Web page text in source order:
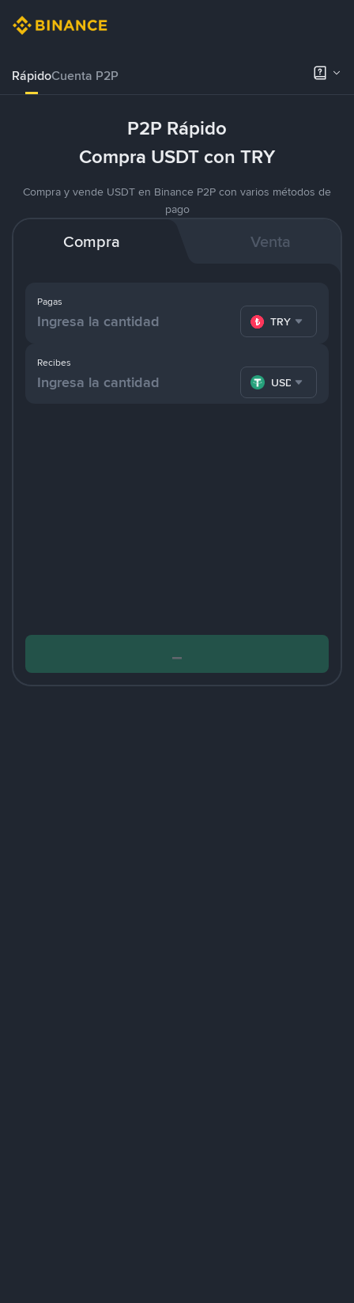
RápidoCuenta P2P
P2P Rápido
Compra USDT con TRY
Compra y vende USDT en Binance P2P con varios métodos de
pago
Compra Venta
Pagas
TRY
Recibes
USDT